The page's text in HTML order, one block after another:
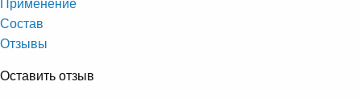
Состав
Отзывы
Оставить отзыв